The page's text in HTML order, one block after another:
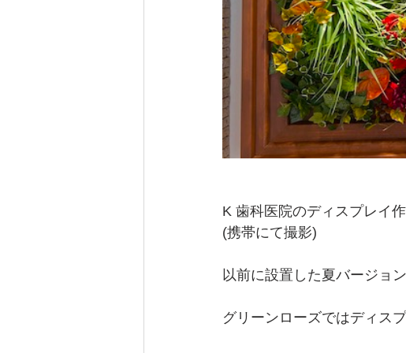
K 歯科医院のディスプレイ
(携帯にて撮影)
以前に設置した夏バージョ
グリーンローズではディス